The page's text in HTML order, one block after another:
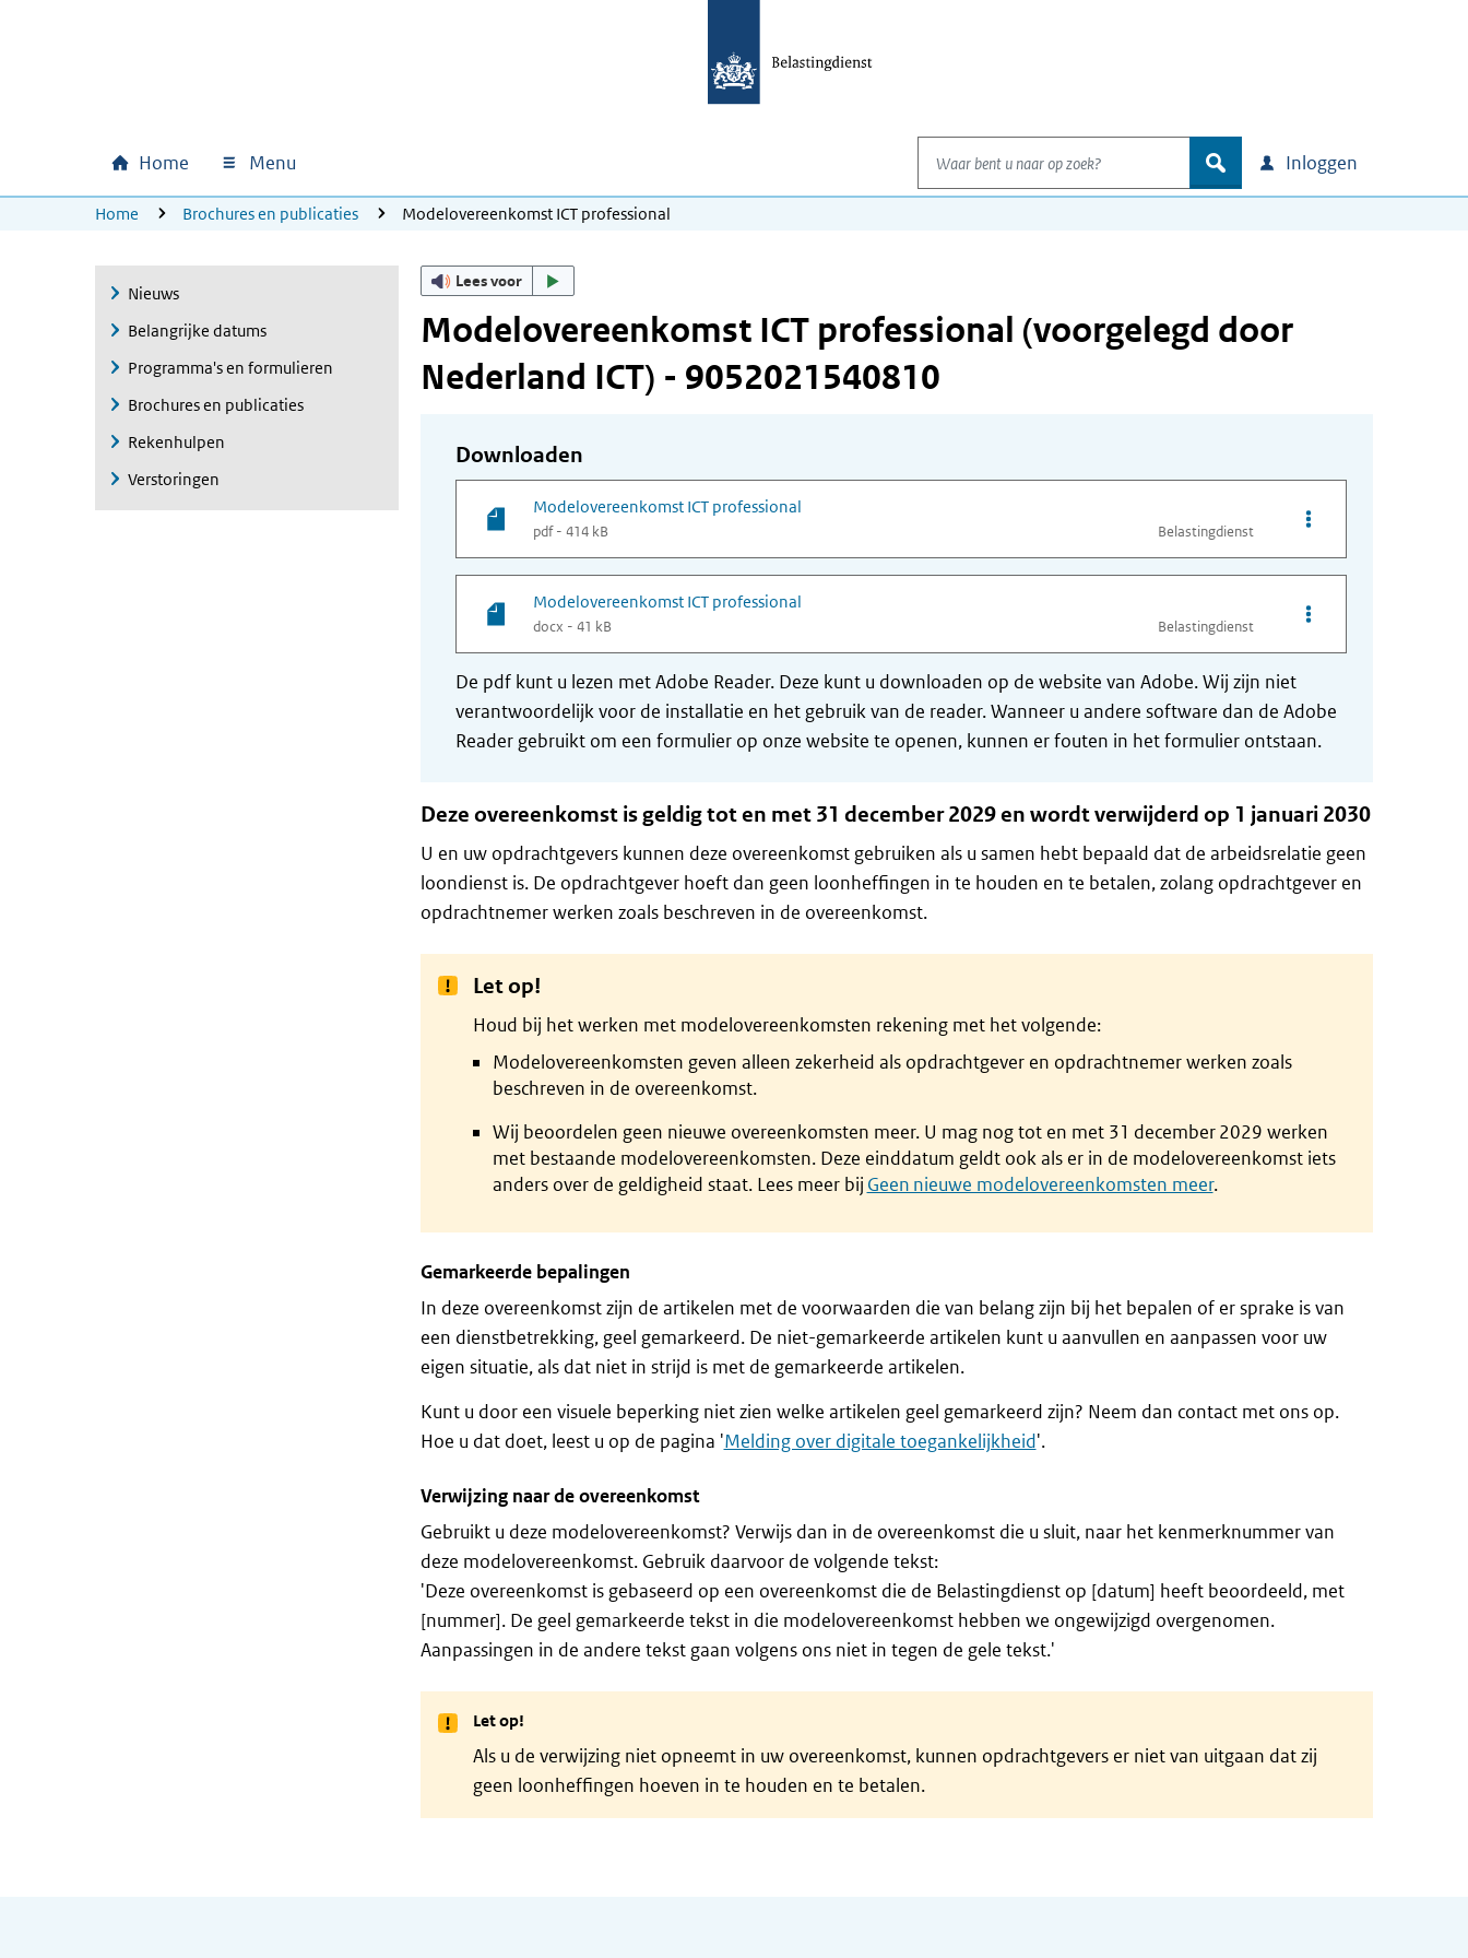
Hoofdnavigatie
Home Menu
Waar bent u naar op zoek?
zoek Inloggen
U bevindt zich hier:
Home Brochures en publicaties Modelovereenkomst ICT professional
Nieuws
Belangrijke datums
Programma's en formulieren
Brochures en publicaties
Rekenhulpen
Verstoringen
Lees voor
Modelovereenkomst ICT professional (voorgelegd door
Nederland ICT) - 9052021540810
Downloaden
Modelovereenkomst ICT professional
pdf - 414 kB Belastingdienst
Opties van bestand
Modelovereenkomst ICT professional
docx - 41 kB Belastingdienst
Opties van bestand
De pdf kunt u lezen met Adobe Reader. Deze kunt u downloaden op de website van Adobe. Wij zijn niet
verantwoordelijk voor de installatie en het gebruik van de reader. Wanneer u andere software dan de Adobe
Reader gebruikt om een formulier op onze website te openen, kunnen er fouten in het formulier ontstaan.
Deze overeenkomst is geldig tot en met 31 december 2029 en wordt verwijderd op 1 januari 2030
U en uw opdrachtgevers kunnen deze overeenkomst gebruiken als u samen hebt bepaald dat de arbeidsrelatie geen
loondienst is. De opdrachtgever hoeft dan geen loonheffingen in te houden en te betalen, zolang opdrachtgever en
opdrachtnemer werken zoals beschreven in de overeenkomst.
Let op!
Houd bij het werken met modelovereenkomsten rekening met het volgende:
Modelovereenkomsten geven alleen zekerheid als opdrachtgever en opdrachtnemer werken zoals
beschreven in de overeenkomst.
Wij beoordelen geen nieuwe overeenkomsten meer. U mag nog tot en met 31 december 2029 werken
met bestaande modelovereenkomsten. Deze einddatum geldt ook als er in de modelovereenkomst iets
anders over de geldigheid staat. Lees meer bij Geen nieuwe modelovereenkomsten meer.
Gemarkeerde bepalingen
In deze overeenkomst zijn de artikelen met de voorwaarden die van belang zijn bij het bepalen of er sprake is van
een dienstbetrekking, geel gemarkeerd. De niet-gemarkeerde artikelen kunt u aanvullen en aanpassen voor uw
eigen situatie, als dat niet in strijd is met de gemarkeerde artikelen.
Kunt u door een visuele beperking niet zien welke artikelen geel gemarkeerd zijn? Neem dan contact met ons op.
Hoe u dat doet, leest u op de pagina 'Melding over digitale toegankelijkheid'.
Verwijzing naar de overeenkomst
Gebruikt u deze modelovereenkomst? Verwijs dan in de overeenkomst die u sluit, naar het kenmerknummer van
deze modelovereenkomst. Gebruik daarvoor de volgende tekst:
'Deze overeenkomst is gebaseerd op een overeenkomst die de Belastingdienst op [datum] heeft beoordeeld, met
[nummer]. De geel gemarkeerde tekst in die modelovereenkomst hebben we ongewijzigd overgenomen.
Aanpassingen in de andere tekst gaan volgens ons niet in tegen de gele tekst.'
Let op!
Als u de verwijzing niet opneemt in uw overeenkomst, kunnen opdrachtgevers er niet van uitgaan dat zij
geen loonheffingen hoeven in te houden en te betalen.